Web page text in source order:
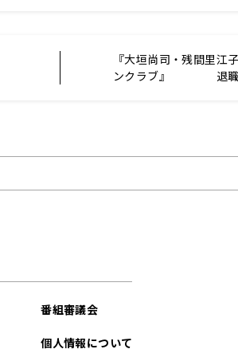
『大垣尚司・残間里江
ンクラブ』 退職
番組審議会
個人情報について